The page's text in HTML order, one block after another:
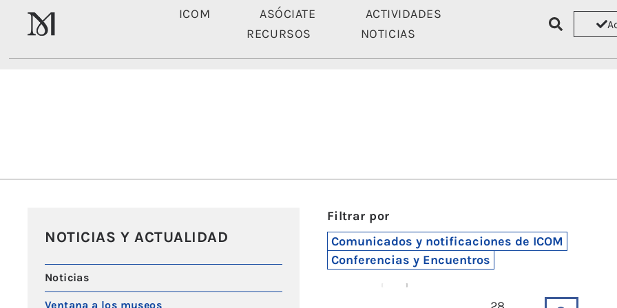
ICOM ASÓCIATE
ACTIVIDADES
RECURSOS
NOTICIAS
NOTICIAS Y ACTUALIDAD
Noticias
Ventana a los museos
Filtrar por
Comunicados y notificaciones de ICOM
Conferencias y Encuentros